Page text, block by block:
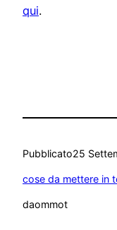
qui.
Pubblicato25
cose da mettere in
daommot